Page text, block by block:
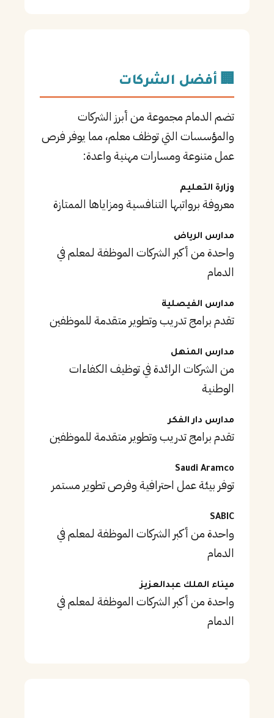
🏢 أفضل الشركات
تضم الدمام مجموعة من أبرز الشركات
والمؤسسات التي توظف معلم، مما يوفر فرص
عمل متنوعة ومسارات مهنية واعدة:
وزارة التعليم
معروفة برواتبها التنافسية ومزاياها الممتازة
مدارس الرياض
واحدة من أكبر الشركات الموظفة لـمعلم في
الدمام
مدارس الفيصلية
تقدم برامج تدريب وتطوير متقدمة للموظفين
مدارس المنهل
من الشركات الرائدة في توظيف الكفاءات
الوطنية
مدارس دار الفكر
تقدم برامج تدريب وتطوير متقدمة للموظفين
Saudi Aramco
توفر بيئة عمل احترافية وفرص تطوير مستمر
SABIC
واحدة من أكبر الشركات الموظفة لـمعلم في
الدمام
ميناء الملك عبدالعزيز
واحدة من أكبر الشركات الموظفة لـمعلم في
الدمام